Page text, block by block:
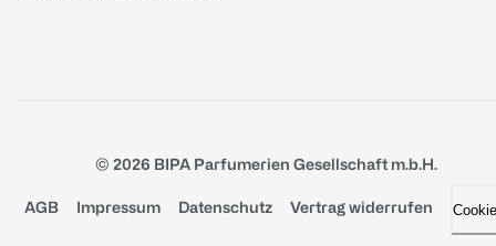
© 2026 BIPA Parfumerien Gesellschaft m.b.H.
AGB Impressum Datenschutz Vertrag widerrufen